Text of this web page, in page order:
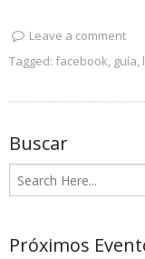
Leave a comment
Tagged: facebook, guía,
Buscar
Próximos